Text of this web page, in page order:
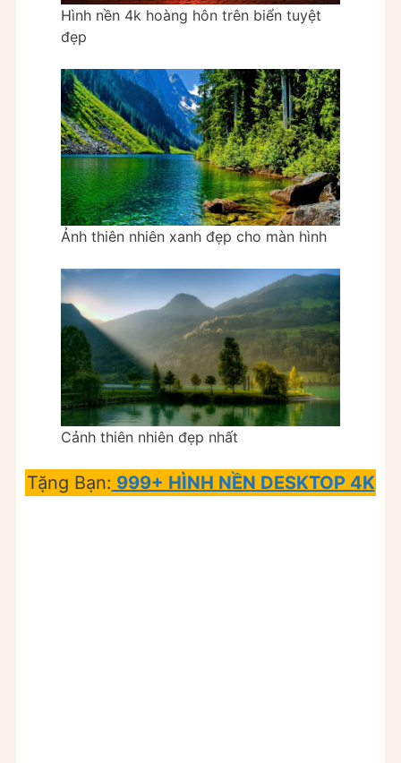
Hình nền 4k hoàng hôn trên biển tuyệt
đẹp
Ảnh thiên nhiên xanh đẹp cho màn hình
Cảnh thiên nhiên đẹp nhất
Tặng Bạn: 999+ HÌNH NỀN DESKTOP 4K